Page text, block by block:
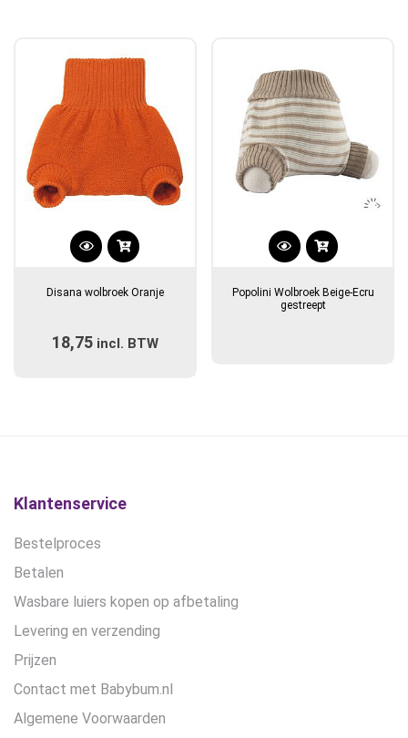
op
productpagina
op
de
productpagina
Dit
heeft
variaties.
de
Disana wolbroek Oranje
18,75 incl. BTW
Popolini Wolbroek Beige-Ecru
gestreept
Klantenservice
Bestelproces
Betalen
Wasbare luiers kopen op afbetaling
Levering en verzending
Prijzen
Contact met Babybum.nl
Algemene Voorwaarden